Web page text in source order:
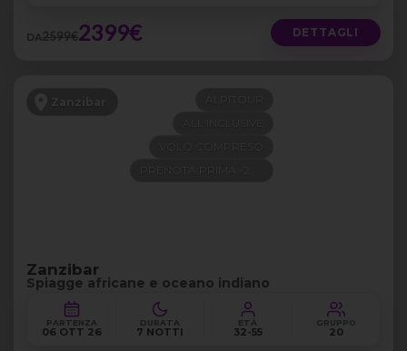
DA2599€2399€ DETTAGLI
Zanzibar
Zanzibar
Spiagge africane e oceano indiano
PARTENZA
06 OTT 26
DURATA
7 NOTTI
ETÀ
32-55
GRUPPO
20